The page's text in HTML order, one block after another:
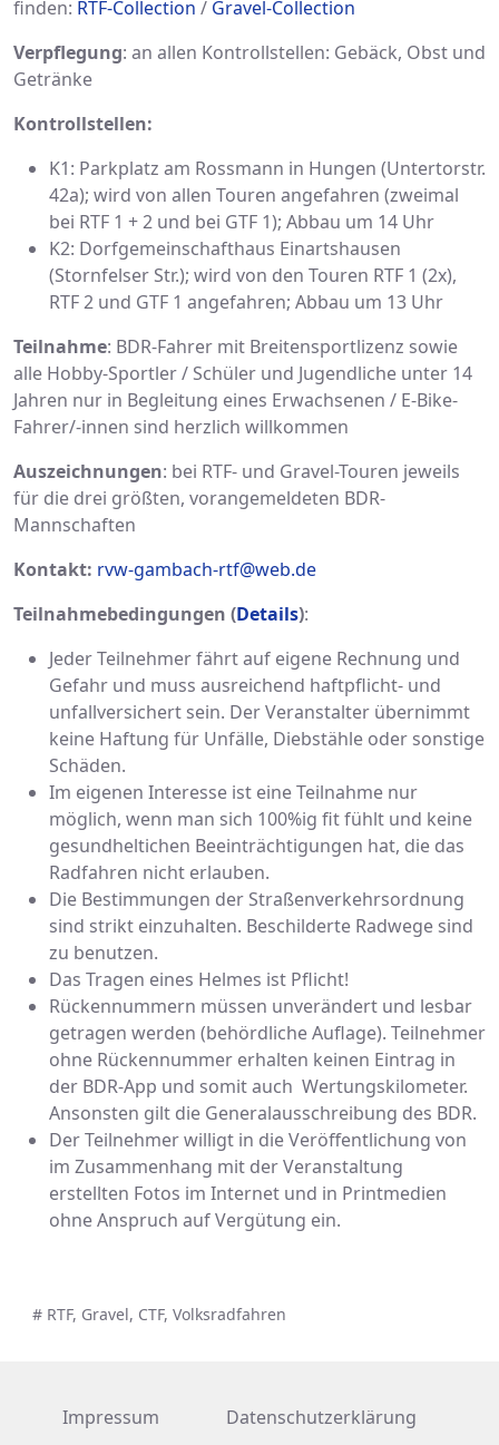
finden: RTF-Collection / Gravel-Collection
Verpflegung: an allen Kontrollstellen: Gebäck, Obst und
Getränke
Kontrollstellen:
K1: Parkplatz am Rossmann in Hungen (Untertorstr.
42a); wird von allen Touren angefahren (zweimal
bei RTF 1 + 2 und bei GTF 1); Abbau um 14 Uhr
K2: Dorfgemeinschafthaus Einartshausen
(Stornfelser Str.); wird von den Touren RTF 1 (2x),
RTF 2 und GTF 1 angefahren; Abbau um 13 Uhr
Teilnahme: BDR-Fahrer mit Breitensportlizenz sowie
alle Hobby-Sportler / Schüler und Jugendliche unter 14
Jahren nur in Begleitung eines Erwachsenen / E-Bike-
Fahrer/-innen sind herzlich willkommen
Auszeichnungen: bei RTF- und Gravel-Touren jeweils
für die drei größten, vorangemeldeten BDR-
Mannschaften
Kontakt: rvw-gambach-rtf@web.de
Teilnahmebedingungen (Details):
Jeder Teilnehmer fährt auf eigene Rechnung und
Gefahr und muss ausreichend haftpflicht- und
unfallversichert sein. Der Veranstalter übernimmt
keine Haftung für Unfälle, Diebstähle oder sonstige
Schäden.
Im eigenen Interesse ist eine Teilnahme nur
möglich, wenn man sich 100%ig fit fühlt und keine
gesundheltichen Beeinträchtigungen hat, die das
Radfahren nicht erlauben.
Die Bestimmungen der Straßenverkehrsordnung
sind strikt einzuhalten. Beschilderte Radwege sind
zu benutzen.
Das Tragen eines Helmes ist Pflicht!
Rückennummern müssen unverändert und lesbar
getragen werden (behördliche Auflage). Teilnehmer
ohne Rückennummer erhalten keinen Eintrag in
der BDR-App und somit auch Wertungskilometer.
Ansonsten gilt die Generalausschreibung des BDR.
Der Teilnehmer willigt in die Veröffentlichung von
im Zusammenhang mit der Veranstaltung
erstellten Fotos im Internet und in Printmedien
ohne Anspruch auf Vergütung ein.
# RTF, Gravel, CTF, Volksradfahren
Impressum Datenschutzerklärung